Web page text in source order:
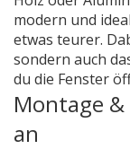
modern und
etwas teurer.
sondern auch
du die Fenster
Montage &
an